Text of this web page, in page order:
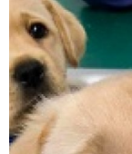
البطن اقرأ ايضا: زراعة
تراكم سوائل الكلى عند